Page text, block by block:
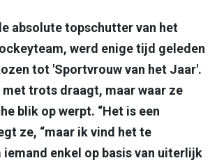
absolute topschutter van het
werd enige tijd geleden
tot 'Sportvrouw van het Jaar'.
met trots draagt, maar waar ze
blik op werpt. “Het is een
ze, “maar ik vind het te
enkel op basis van uiterlijk